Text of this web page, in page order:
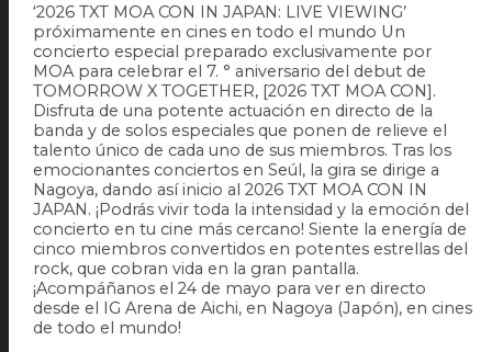
‘2026 TXT MOA CON IN JAPAN: LIVE VIEWING’
próximamente en cines en todo el mundo Un
concierto especial preparado exclusivamente por
MOA para celebrar el 7. ° aniversario del debut de
TOMORROW X TOGETHER, [2026 TXT MOA CON].
Disfruta de una potente actuación en directo de la
banda y de solos especiales que ponen de relieve el
talento único de cada uno de sus miembros. Tras los
emocionantes conciertos en Seúl, la gira se dirige a
Nagoya, dando así inicio al 2026 TXT MOA CON IN
JAPAN. ¡Podrás vivir toda la intensidad y la emoción del
concierto en tu cine más cercano! Siente la energía de
cinco miembros convertidos en potentes estrellas del
rock, que cobran vida en la gran pantalla.
¡Acompáñanos el 24 de mayo para ver en directo
desde el IG Arena de Aichi, en Nagoya (Japón), en cines
de todo el mundo!